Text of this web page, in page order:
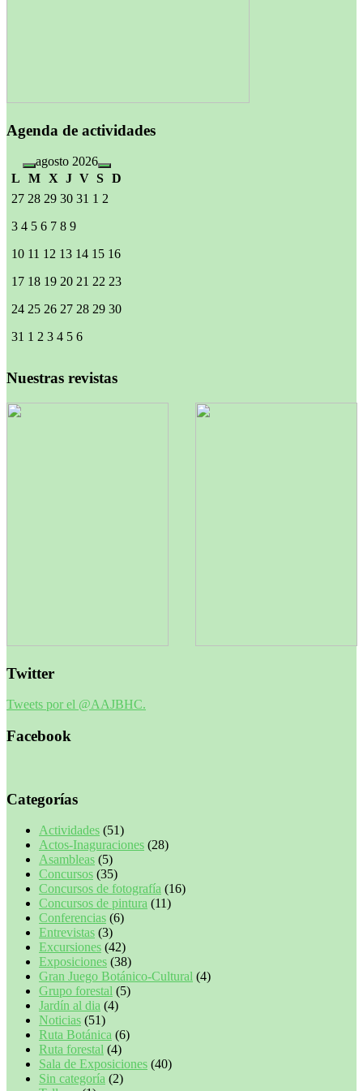
Agenda de actividades
agosto 2026
L
M X J V S D
27 28 29 30 31 1 2
3 4 5 6 7 8 9
10 11 12 13 14 15 16
17 18 19 20 21 22 23
24 25 26 27 28 29 30
31 1 2 3 4 5 6
Nuestras revistas
Twitter
Tweets por el @AAJBHC.
Facebook
Categorías
Actividades (51)
Actos-Inaguraciones (28)
Asambleas (5)
Concursos (35)
Concursos de fotografía (16)
Concursos de pintura (11)
Conferencias (6)
Entrevistas (3)
Excursiones (42)
Exposiciones (38)
Gran Juego Botánico-Cultural (4)
Grupo forestal (5)
Jardín al dia (4)
Noticias (51)
Ruta Botánica (6)
Ruta forestal (4)
Sala de Exposiciones (40)
Sin categoría (2)